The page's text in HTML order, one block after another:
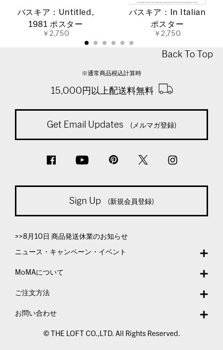
バスキア：Untitled,
1981 ポスター
￥2,750
バスキア：In Italian
ポスター
￥2,750
Back To Top
※通常商品税込計算時
15,000円以上配送料無料
Get Email Updates (メルマガ登録)
Sign Up (新規会員登録)
>>8月10日 商品発送休業のお知らせ
ニュース・キャンペーン・イベント
MoMAについて
ご注文方法
お問い合わせ
© THE LOFT CO.,LTD. All Rights Reserved.